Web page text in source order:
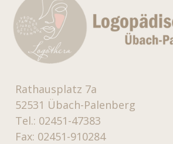
Rathausplatz 7a
52531 Übach-Palenberg
Tel.: 02451-47383
Fax: 02451-910284